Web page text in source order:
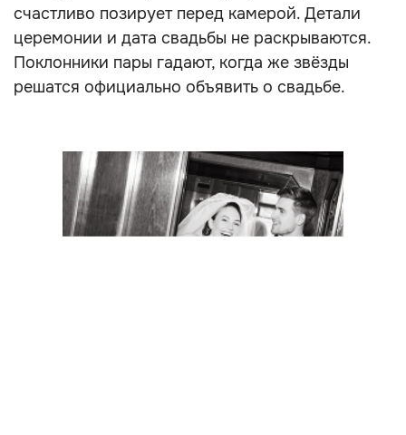
счастливо позирует перед камерой. Детали
церемонии и дата свадьбы не раскрываются.
Поклонники пары гадают, когда же звёзды
решатся официально объявить о свадьбе.